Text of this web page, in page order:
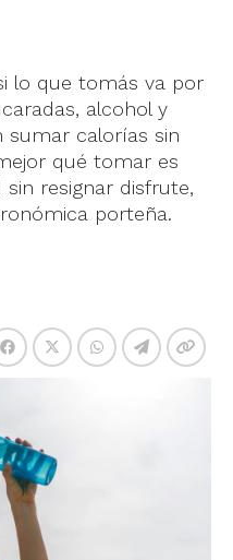
lo que tomás va por
alcohol y
sumar calorías sin
qué tomar es
resignar disfrute,
porteña.